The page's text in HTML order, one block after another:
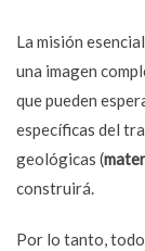
La misión
una imagen
que pueden
específicas del
geológicas (
construirá.
Por lo tanto,